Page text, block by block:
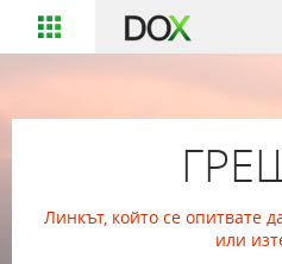
Линкът, който се опитвате
или